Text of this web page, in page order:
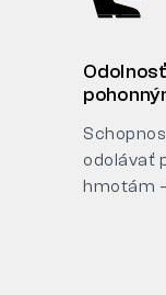
odolávať
hmotám